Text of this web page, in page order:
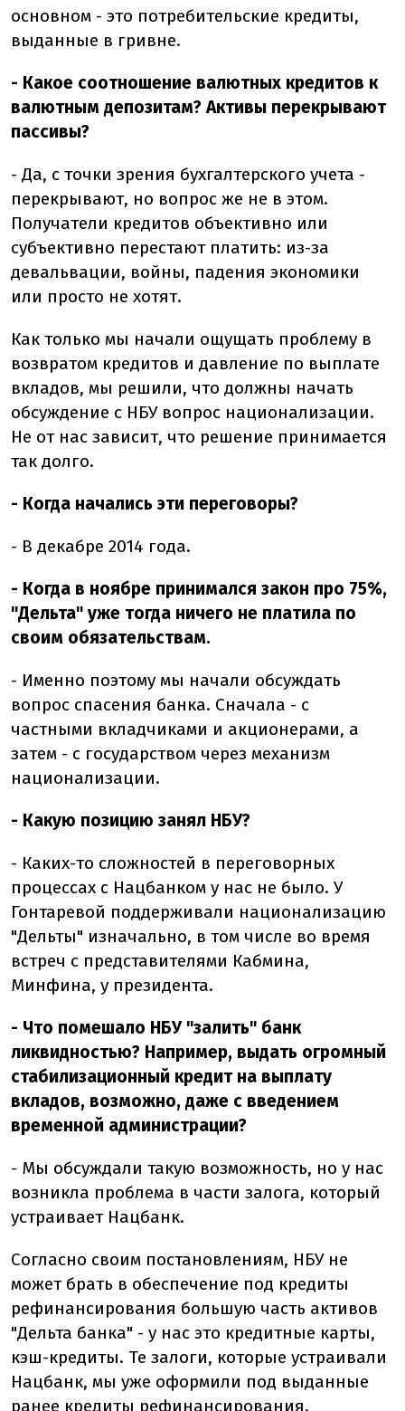
основном - это потребительские кредиты,
выданные в гривне.
- Какое соотношение валютных кредитов к
валютным депозитам? Активы перекрывают
пассивы?
- Да, с точки зрения бухгалтерского учета -
перекрывают, но вопрос же не в этом.
Получатели кредитов объективно или
субъективно перестают платить: из-за
девальвации, войны, падения экономики
или просто не хотят.
Как только мы начали ощущать проблему в
возвратом кредитов и давление по выплате
вкладов, мы решили, что должны начать
обсуждение с НБУ вопрос национализации.
Не от нас зависит, что решение принимается
так долго.
- Когда начались эти переговоры?
- В декабре 2014 года.
- Когда в ноябре принимался закон про 75%,
"Дельта" уже тогда ничего не платила по
своим обязательствам.
- Именно поэтому мы начали обсуждать
вопрос спасения банка. Сначала - с
частными вкладчиками и акционерами, а
затем - с государством через механизм
национализации.
- Какую позицию занял НБУ?
- Каких-то сложностей в переговорных
процессах с Нацбанком у нас не было. У
Гонтаревой поддерживали национализацию
"Дельты" изначально, в том числе во время
встреч с представителями Кабмина,
Минфина, у президента.
- Что помешало НБУ "залить" банк
ликвидностью? Например, выдать огромный
стабилизационный кредит на выплату
вкладов, возможно, даже с введением
временной администрации?
- Мы обсуждали такую возможность, но у нас
возникла проблема в части залога, который
устраивает Нацбанк.
Согласно своим постановлениям, НБУ не
может брать в обеспечение под кредиты
рефинансирования большую часть активов
"Дельта банка" - у нас это кредитные карты,
кэш-кредиты. Те залоги, которые устраивали
Нацбанк, мы уже оформили под выданные
ранее кредиты рефинансирования.